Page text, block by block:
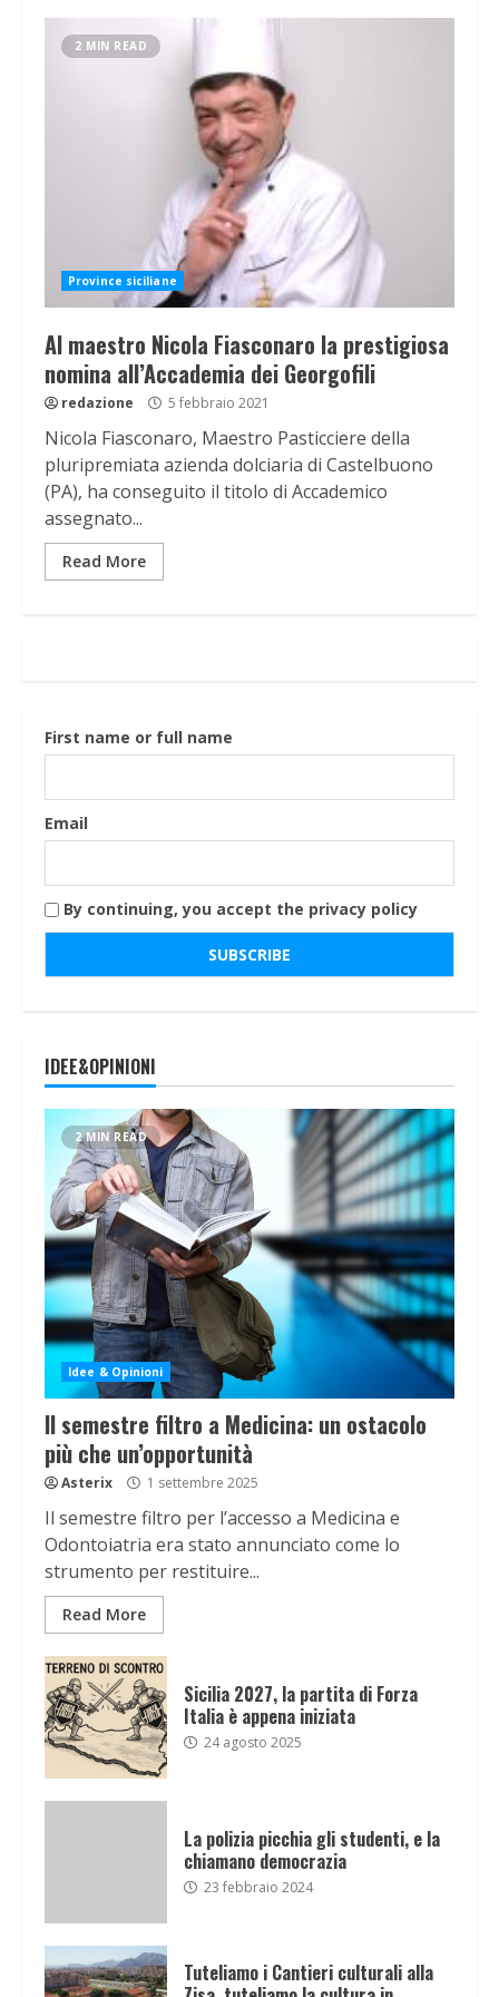
2 MIN READ
Province siciliane
Al maestro Nicola Fiasconaro la prestigiosa
nomina all’Accademia dei Georgofili
redazione 5 febbraio 2021
Nicola Fiasconaro, Maestro Pasticciere della
pluripremiata azienda dolciaria di Castelbuono
(PA), ha conseguito il titolo di Accademico
assegnato...
Read More
First name or full name
Email
By continuing, you accept the privacy policy
IDEE&OPINIONI
2 MIN READ
Idee & Opinioni
Il semestre filtro a Medicina: un ostacolo
più che un’opportunità
Asterix 1 settembre 2025
Il semestre filtro per l’accesso a Medicina e
Odontoiatria era stato annunciato come lo
strumento per restituire...
Read More
Sicilia 2027, la partita di Forza
Italia è appena iniziata
24 agosto 2025
La polizia picchia gli studenti, e la
chiamano democrazia
23 febbraio 2024
Tuteliamo i Cantieri culturali alla